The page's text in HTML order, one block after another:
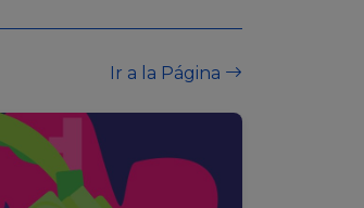
Ir a la Página